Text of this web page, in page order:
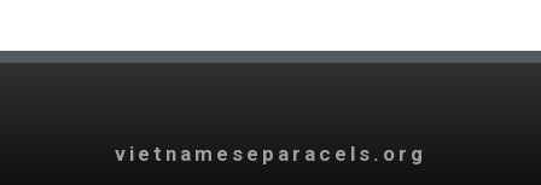
vietnameseparacels.org